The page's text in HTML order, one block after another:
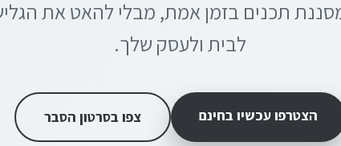
תכנים בזמן אמת, מבלי להאט את
לבית ולעסק שלך.
הצטרפו עכשיו בחינם צפו בסרטון הסבר